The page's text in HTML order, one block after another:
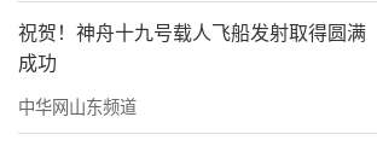
祝贺！神舟十九号载人飞船发射取得圆满
成功
中华网山东频道